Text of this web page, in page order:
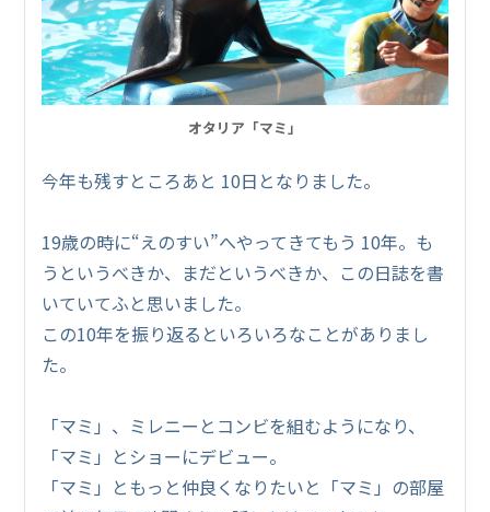
オタリア「マミ」
今年も残すところあと 10日となりました。
19歳の時に“えのすい”へやってきてもう 10年。も
うというべきか、まだというべきか、この日誌を書
いていてふと思いました。
この10年を振り返るといろいろなことがありまし
た。
「マミ」、ミレニーとコンビを組むようになり、
「マミ」とショーにデビュー。
「マミ」ともっと仲良くなりたいと「マミ」の部屋